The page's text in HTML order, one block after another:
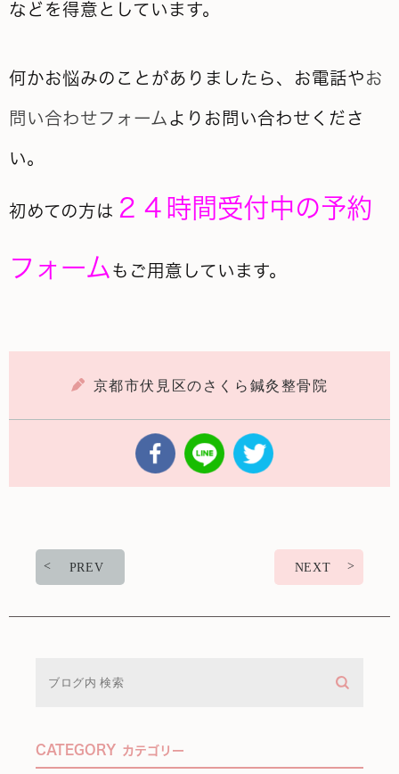
などを得意としています。
何かお悩みのことがありましたら、お電話や お
問い合わせフォーム よりお問い合わせくださ
い。
初めての方は ２４時間受付中の予約
フォーム もご用意しています。
京都市伏見区のさくら鍼灸整骨院
PREV NEXT
CATEGORY カテゴリー